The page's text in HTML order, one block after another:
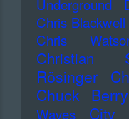
Underground
Chris Blackwell
Chris
Christian
Rösinger
Chuck Berry
Waves
City